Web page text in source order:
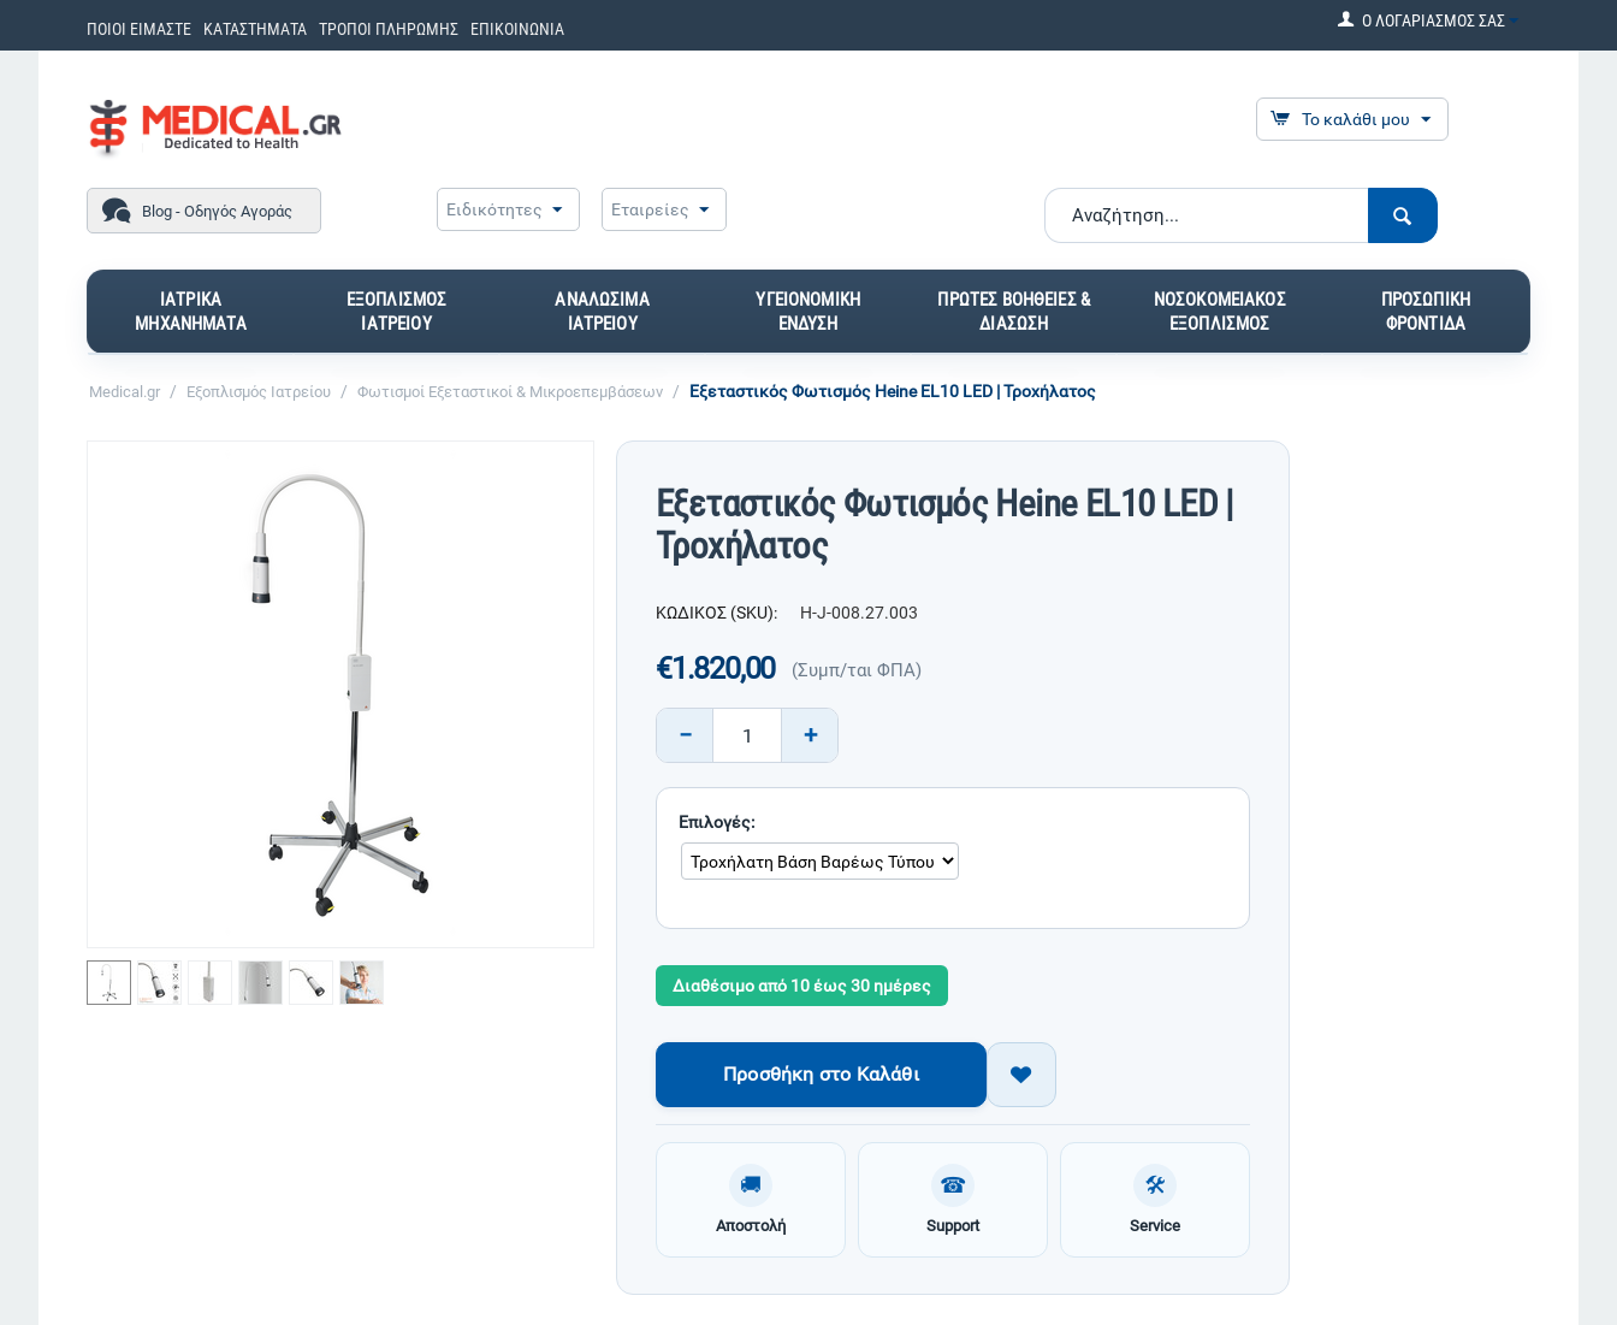
ΠΟΙΟΙ ΕΙΜΑΣΤΕ ΚΑΤΑΣΤΗΜΑΤΑ ΤΡΟΠΟΙ ΠΛΗΡΩΜΗΣ ΕΠΙΚΟΙΝΩΝΙΑ Ο ΛΟΓΑΡΙΑΣΜΟΣ ΣΑΣ
Το καλάθι μου
Blog - Οδηγός Αγοράς Ειδικότητες Εταιρείες
ΙΑΤΡΙΚΑ
ΜΗΧΑΝΗΜΑΤΑ
ΕΞΟΠΛΙΣΜΟΣ
ΙΑΤΡΕΙΟΥ
ΑΝΑΛΩΣΙΜΑ
ΙΑΤΡΕΙΟΥ
ΥΓΕΙΟΝΟΜΙΚΗ
ΕΝΔΥΣΗ
ΠΡΩΤΕΣ ΒΟΗΘΕΙΕΣ &
ΔΙΑΣΩΣΗ
ΝΟΣΟΚΟΜΕΙΑΚΟΣ
ΕΞΟΠΛΙΣΜΟΣ
ΠΡΟΣΩΠΙΚΗ
ΦΡΟΝΤΙΔΑ
Medical.gr / Εξοπλισμός Ιατρείου / Φωτισμοί Εξεταστικοί & Μικροεπεμβάσεων / Εξεταστικός Φωτισμός Heine EL10 LED | Τροχήλατος
Εξεταστικός Φωτισμός Heine EL10 LED |
Τροχήλατος
ΚΩΔΙΚΟΣ (SKU): H-J-008.27.003
€1.820,00 (Συμπ/ται ΦΠΑ)
+
−
Επιλογές:
Διαθέσιμο από 10 έως 30 ημέρες
Προσθήκη στο Καλάθι
🚚
Αποστολή
☎
Support
🛠
Service